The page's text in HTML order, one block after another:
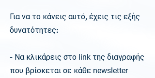
Για να το κάνεις αυτό, έχεις τις εξής
δυνατότητες:
- Να κλικάρεις στο link της διαγραφής
που βρίσκεται σε κάθε newsletter